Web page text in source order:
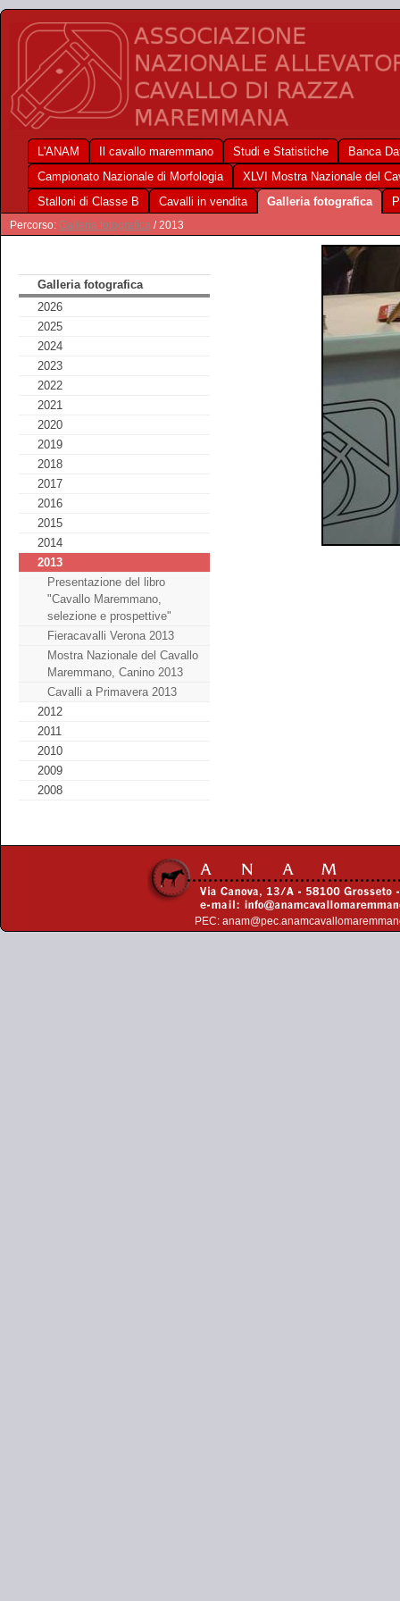
L'ANAM Il cavallo maremmano Studi e Statistiche
Banca
Campionato Nazionale di Morfologia
XLVI Mostra Nazionale del
Stalloni di Classe B
Cavalli in vendita Galleria fotografica
Percorso: Galleria fotografica / 2013
Galleria fotografica
2026
2025
2024
2023
2022
2021
2020
2019
2018
2017
2016
2015
2014
2013
Presentazione del libro
"Cavallo Maremmano,
selezione e prospettive"
Fieracavalli Verona 2013
Mostra Nazionale del Cavallo
Maremmano, Canino 2013
Cavalli a Primavera 2013
2012
2011
2010
2009
2008
PEC: